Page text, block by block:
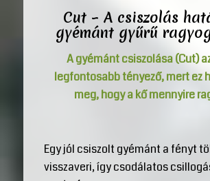
Cut – A csiszolás
gyémánt gyűrű
A gyémánt csiszolása (Cut)
legfontosabb tényező, mert ez
meg, hogy a kő mennyire
Egy jól csiszolt gyémánt a fényt
visszaveri, így csodálatos